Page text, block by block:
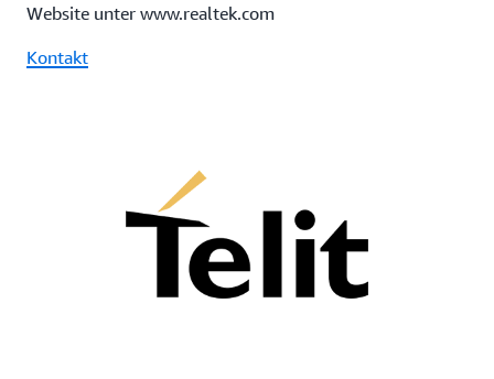
Website unter www.realtek.com
Kontakt